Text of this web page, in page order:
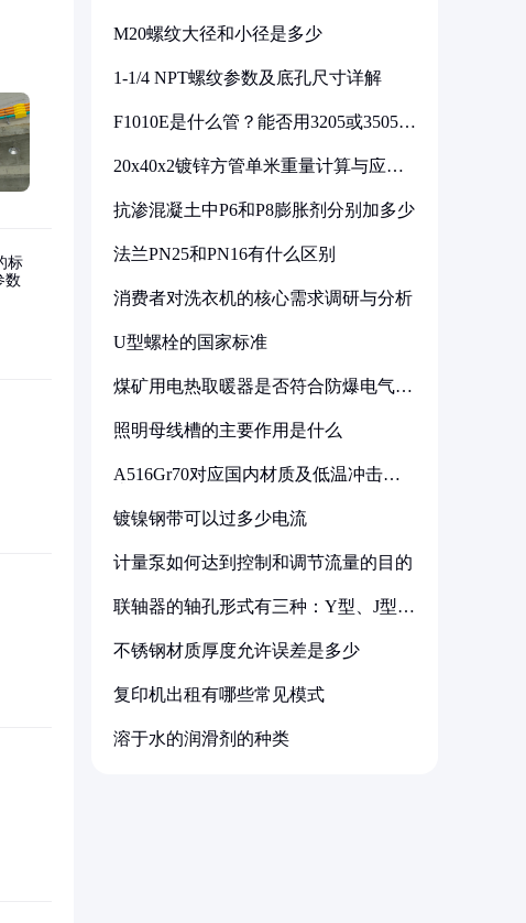
M20螺纹大径和小径是多少
1-1/4 NPT螺纹参数及底孔尺寸详解
F1010E是什么管？能否用3205或3505代
20x40x2镀锌方管单米重量计算与应用
抗渗混凝土中P6和P8膨胀剂分别加多少
法兰PN25和PN16有什么区别
消费者对洗衣机的核心需求调研与分析
U型螺栓的国家标准
煤矿用电热取暖器是否符合防爆电气设
照明母线槽的主要作用是什么
A516Gr70对应国内材质及低温冲击要
镀镍钢带可以过多少电流
计量泵如何达到控制和调节流量的目的
联轴器的轴孔形式有三种：Y型、J型、
不锈钢材质厚度允许误差是多少
复印机出租有哪些常见模式
溶于水的润滑剂的种类